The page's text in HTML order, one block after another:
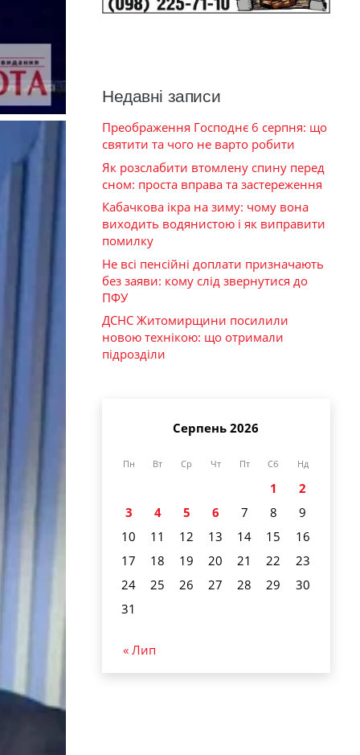
Недавні записи
Преображення Господнє 6 серпня: що
святити та чого не варто робити
Як розслабити втомлену спину перед
сном: проста вправа та застереження
Кабачкова ікра на зиму: чому вона
виходить водянистою і як виправити
помилку
Не всі пенсійні доплати призначають
без заяви: кому слід звернутися до
ПФУ
ДСНС Житомирщини посилили
новою технікою: що отримали
підрозділи
Серпень 2026
Пн Вт Ср Чт Пт Сб Нд
1
2
3
4 5 6 7 8
9
10
11 12 13 14 15
16
17
18 19 20 21 22
23
24
25 26 27 28 29
30
31
« Лип